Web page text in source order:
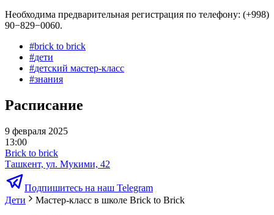
Необходима предварительная регистрация по телефону: (+998)
90−829−0060.
#brick to brick
#дети
#детский мастер-класс
#знания
Расписание
9 февраля 2025
13:00
Brick to brick
Ташкент, ул. Мукими, 42
Подпишитесь на наш Telegram
Дети
Мастер-класс в школе Brick to Brick